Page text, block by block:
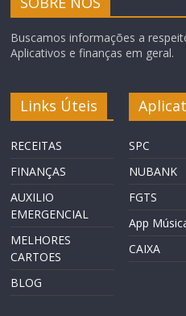
Buscamos informações a
Aplicativos e finanças em geral.
Links Úteis
RECEITAS
FINANÇAS
AUXILIO
EMERGENCIAL
MELHORES
CARTOES
BLOG
SPC
NUBANK
FGTS
App
CAIXA